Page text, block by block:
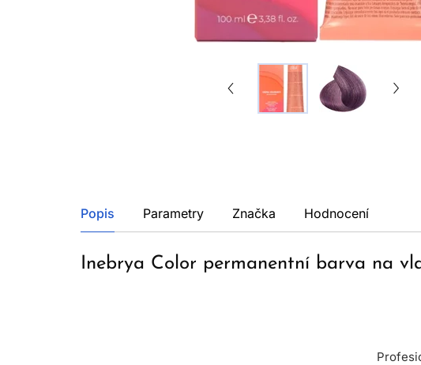
Popis Parametry Značka Hodnocení
Inebrya Color permanentní barva na